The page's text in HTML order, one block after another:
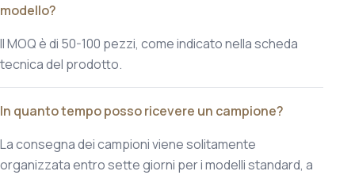
modello?
Il MOQ è di 50-100 pezzi, come indicato nella scheda
tecnica del prodotto.
In quanto tempo posso ricevere un campione?
La consegna dei campioni viene solitamente
organizzata entro sette giorni per i modelli standard, a